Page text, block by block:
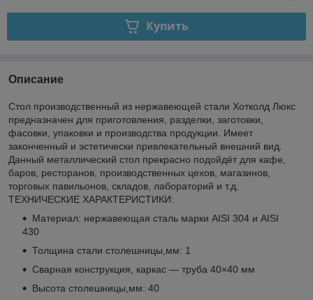
Купить
Описание
Стол производственный из нержавеющей стали Хотколд Люкс
предназначен для приготовления, разделки, заготовки,
фасовки, упаковки и производства продукции. Имеет
законченный и эстетически привлекательный внешний вид.
Данный металлический стол прекрасно подойдёт для кафе,
баров, ресторанов, производственных цехов, магазинов,
торговых павильонов, складов, лабораторий и т.д.
ТЕХНИЧЕСКИЕ ХАРАКТЕРИСТИКИ:
Материал: нержавеющая сталь марки AISI 304 и AISI
430
Толщина стали столешницы,мм: 1
Сварная конструкция, каркас — труба 40×40 мм
Высота столешницы,мм: 40